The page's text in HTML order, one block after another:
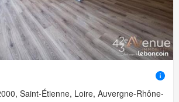
Saint-Étienne, Loire, Auvergne-Rhône-